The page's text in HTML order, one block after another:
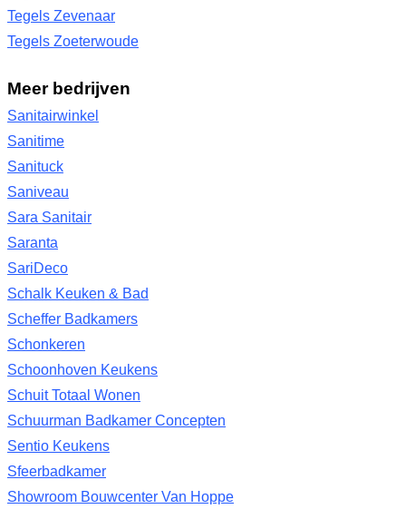
Tegels Zevenaar
Tegels Zoeterwoude
Meer bedrijven
Sanitairwinkel
Sanitime
Sanituck
Saniveau
Sara Sanitair
Saranta
SariDeco
Schalk Keuken & Bad
Scheffer Badkamers
Schonkeren
Schoonhoven Keukens
Schuit Totaal Wonen
Schuurman Badkamer Concepten
Sentio Keukens
Sfeerbadkamer
Showroom Bouwcenter Van Hoppe